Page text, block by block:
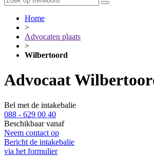
Home
>
Advocaten plaats
>
Wilbertoord
Advocaat
Bel met de intakebalie
088 - 629 00 40
Beschikbaar vanaf
Neem contact op
Bericht de intakebalie
via het formulier